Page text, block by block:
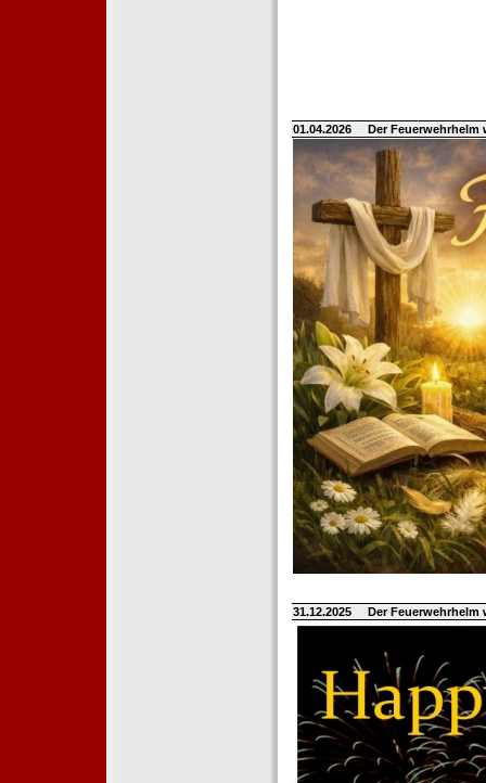
01.04.2026 Der
31.12.2025 Der